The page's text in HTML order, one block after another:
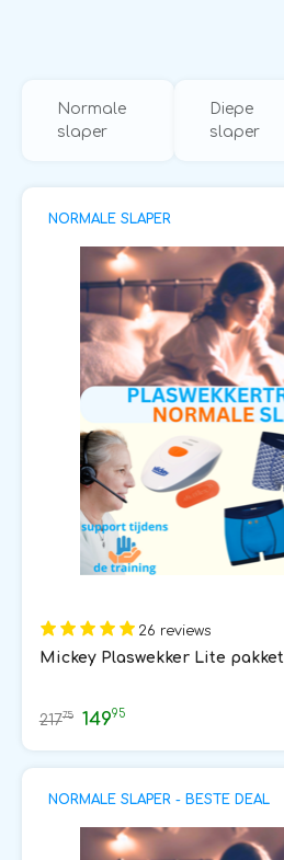
Normale
slaper
Diepe
slaper
NORMALE SLAPER
26 reviews
Mickey Plaswekker Lite pakket
21775 14995
NORMALE SLAPER - BESTE DEAL